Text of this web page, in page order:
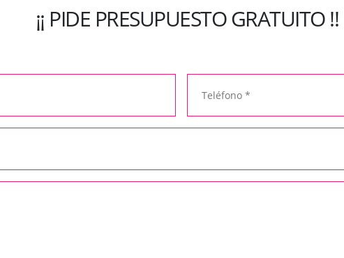
¡¡ PIDE PRESUPUESTO GRATUITO !!